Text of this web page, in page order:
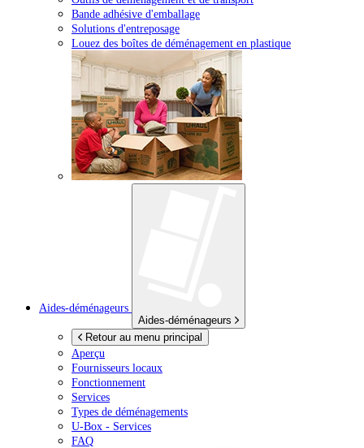
Bande adhésive d'emballage
Solutions d'entreposage
Louez des boîtes de déménagement en plastique
Aides-déménageurs
Aides-déménageurs
Retour au menu principal
Aperçu
Fournisseurs locaux
Fonctionnement
Services
Types de déménagements
U-Box - Services
FAQ